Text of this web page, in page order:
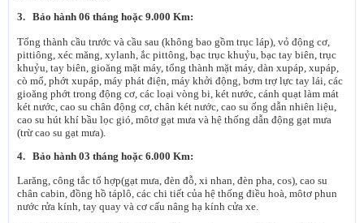
3. Bảo hành 06 tháng hoặc 9.000 Km:
Tổng thành cầu trước và cầu sau (không bao gồm trục láp), vỏ động cơ,
pittiông, xéc măng, xylanh, ắc pittông, bạc trục khuỷu, bạc tay biên, trục
khuỷu, tay biên, gioăng mặt máy, tổng thành mặt máy, dàn xupáp, xupáp,
cò mổ, phớt xupáp, máy phát điện, máy khởi động, bơm trợ lực tay lái, các
gioăng phớt trong động cơ, các loại vòng bi, két nước, cánh quạt làm mát
két nước, cao su chân động cơ, chân két nước, cao su ống dẫn nhiên liệu,
cao su hút khí bầu lọc gió, môtơ gạt mưa và hệ thống dẫn động gạt mưa
(trừ cao su gạt mưa).
4. Bảo hành 03 tháng hoặc 6.000 Km:
Larăng, công tắc tổ hợp(gạt mưa, đèn đỗ, xi nhan, đèn pha, cos), cao su
chân cabin, đồng hồ táplô, các chi tiết của hệ thống điều hoà, môtơ phun
nước rửa kính, tay quay và cơ cấu nâng hạ kính cửa xe.